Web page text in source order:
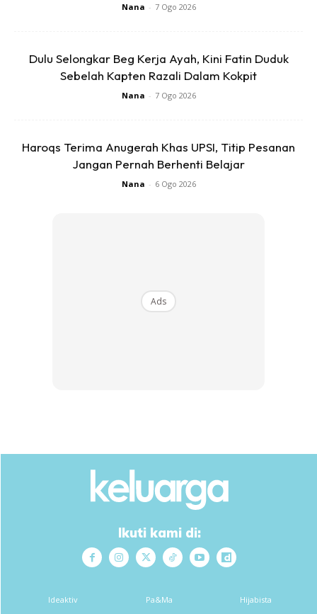
tulang supaya cepat matang dan belajar berdikari. Justeru,
tidak timbul istilah ibu bapa menjadi hamba kepada anak-
Nana - 7 Ogo 2026
Dulu Selongkar Beg Kerja Ayah, Kini Fatin Duduk
Sebelah Kapten Razali Dalam Kokpit
Nana - 7 Ogo 2026
Haroqs Terima Anugerah Khas UPSI, Titip Pesanan
Jangan Pernah Berhenti Belajar
Nana - 6 Ogo 2026
Ads
Ikuti kami di:
Ideaktiv Pa&Ma Hijabista